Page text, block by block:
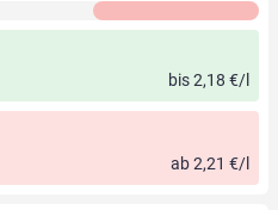
bis 2,18 €/l
ab 2,21 €/l